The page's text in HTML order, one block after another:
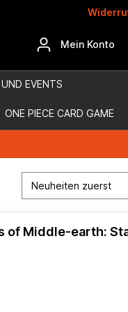
Mein Konto
EVENTS
ONE PIECE CARD GAME
of Middle-earth: